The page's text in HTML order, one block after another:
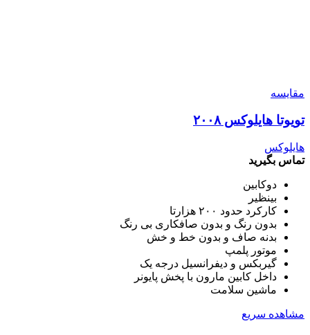
مقایسه
تویوتا هایلوکس ۲۰۰۸
هایلوکس
تماس بگیرید
دوکابین
بینظیر
کارکرد حدود ۲۰۰ هزارتا
بدون رنگ و بدون صافکاری بی رنگ
بدنه صاف و بدون خط و خش
موتور پلمپ
گیربکس و دیفرانسیل درجه یک
داخل کابین مارون با پخش پایونر
ماشین سلامت
مشاهده سریع